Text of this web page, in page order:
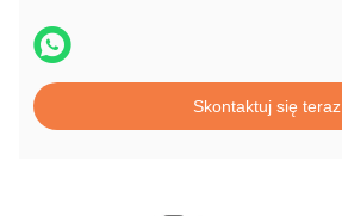
Skontaktuj się teraz